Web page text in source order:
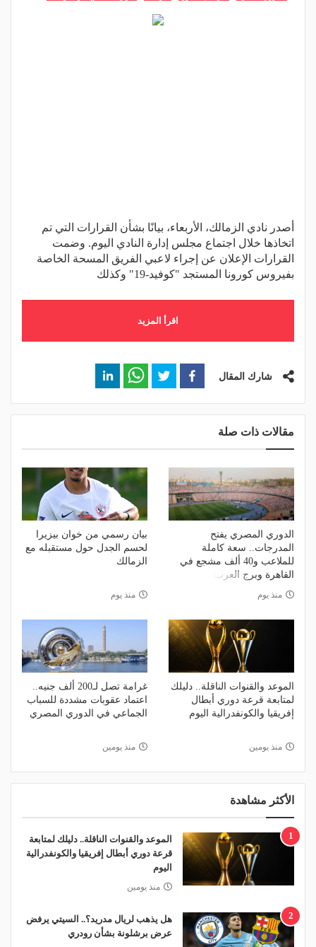
أصدر نادي الزمالك، الأربعاء، بيانًا بشأن القرارات التي تم
اتخاذها خلال اجتماع مجلس إدارة النادي اليوم. وضمت
القرارات الإعلان عن إجراء لاعبي الفريق المسحة الخاصة
بفيروس كورونا المستجد "كوفيد-19" وكذلك
اقرأ المزيد
شارك المقال
مقالات ذات صلة
الدوري المصري يفتح
المدرجات.. سعة كاملة
للملاعب و40 ألف مشجع في
القاهرة وبرج العرب
منذ يوم
بيان رسمي من خوان بيزيرا
لحسم الجدل حول مستقبله مع
الزمالك
منذ يوم
الموعد والقنوات الناقلة.. دليلك
لمتابعة قرعة دوري أبطال
إفريقيا والكونفدرالية اليوم
منذ يومين
غرامة تصل لـ200 ألف جنيه..
اعتماد عقوبات مشددة للسباب
الجماعي في الدوري المصري
منذ يومين
الأكثر مشاهدة
1
الموعد والقنوات الناقلة.. دليلك لمتابعة
قرعة دوري أبطال إفريقيا والكونفدرالية
اليوم
منذ يومين
2
هل يذهب لريال مدريد؟.. السيتي يرفض
عرض برشلونة بشأن رودري